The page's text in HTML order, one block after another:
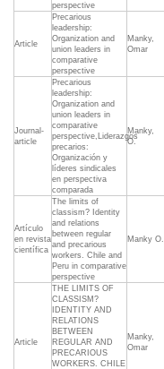
perspective
Article
Precarious
leadership:
Organization and
union leaders in
comparative
perspective
Manky,
Omar
Journal-
article
Precarious
leadership:
Organization and
union leaders in
comparative
perspective,Liderazgos
precarios:
Organización y
líderes sindicales
en perspectiva
comparada
Manky,
O.
Artículo
en revista
científica
The limits of
classism? Identity
and relations
between regular
and precarious
workers. Chile and
Peru in comparative
perspective
Manky O.
Article
THE LIMITS OF
CLASSISM?
IDENTITY AND
RELATIONS
BETWEEN
REGULAR AND
PRECARIOUS
WORKERS. CHILE
Manky,
Omar